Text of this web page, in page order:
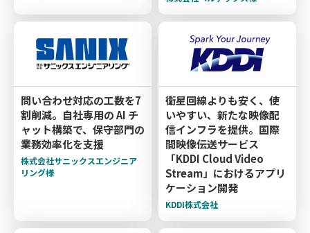
問い合わせ対応の工数を7
割削減。自社専用の AI チ
ャット構築で、保守部門の
業務効率化を支援
株式会社サニックスエンジニア
リング様
衛星回線よりも安く、使
いやすい、新たな映像配
信インフラを提供。国際
間映像伝送サービス
「KDDI Cloud Video
Stream」におけるアプリ
ケーション開発
KDDI株式会社